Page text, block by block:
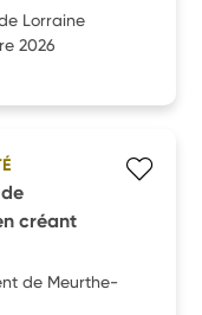
Lorraine
2026
créant
de Meurthe-